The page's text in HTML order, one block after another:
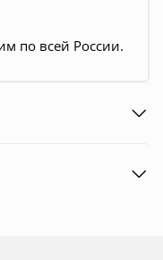
по всей России.